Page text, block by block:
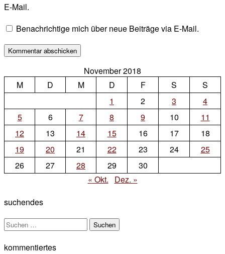
E-Mail.
Benachrichtige mich über neue Beiträge via E-Mail.
November 2018
M
D M D F S
S
1
2 3
4
5
6 7 8 9 10
11
12
13 14 15 16 17
18
19
20 21 22 23 24
25
26
27 28 29
30
« Okt.
Dez. »
suchendes
Suchen
kommentiertes